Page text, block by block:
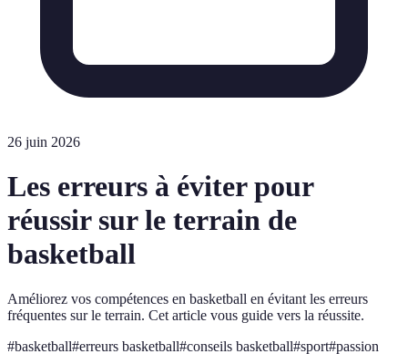
26 juin 2026
Les erreurs à éviter pour
réussir sur le terrain de
basketball
Améliorez vos compétences en basketball en évitant les erreurs
fréquentes sur le terrain. Cet article vous guide vers la réussite.
#basketball#erreurs basketball#conseils basketball#sport#passion